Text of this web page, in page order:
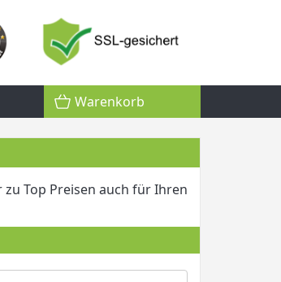
Warenkorb
Top Preisen auch für Ihren